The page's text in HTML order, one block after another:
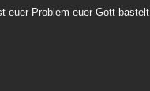
euer Problem euer Gott